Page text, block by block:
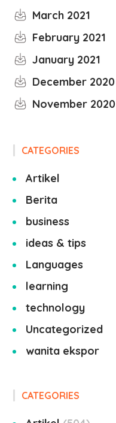
March 2021
February 2021
January 2021
December 2020
November 2020
CATEGORIES
Artikel
Berita
business
ideas & tips
Languages
learning
technology
Uncategorized
wanita ekspor
CATEGORIES